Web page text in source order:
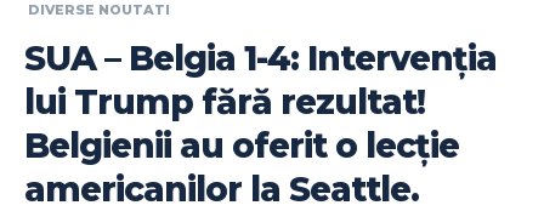
DIVERSE NOUTATI
SUA – Belgia 1-4: Intervenția
lui Trump fără rezultat!
Belgienii au oferit o lecție
americanilor la Seattle.